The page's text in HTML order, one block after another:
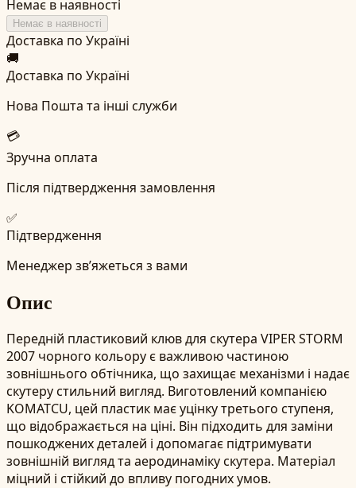
Немає в наявності
Немає в наявності
Доставка по Україні
🚚
Доставка по Україні
Нова Пошта та інші служби
💳
Зручна оплата
Після підтвердження замовлення
✅
Підтвердження
Менеджер зв’яжеться з вами
Опис
Передній пластиковий клюв для скутера VIPER STORM
2007 чорного кольору є важливою частиною
зовнішнього обтічника, що захищає механізми і надає
скутеру стильний вигляд. Виготовлений компанією
KOMATCU, цей пластик має уцінку третього ступеня,
що відображається на ціні. Він підходить для заміни
пошкоджених деталей і допомагає підтримувати
зовнішній вигляд та аеродинаміку скутера. Матеріал
міцний і стійкий до впливу погодних умов.